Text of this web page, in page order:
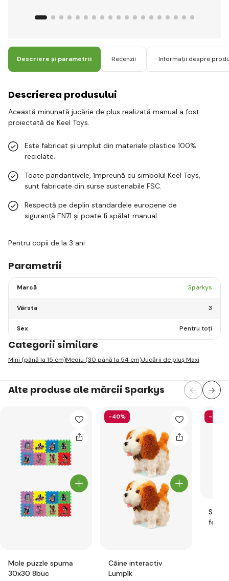
Descriere și parametrii Recenzii Informații despre
Descrierea produsului
Această minunată jucărie de plus realizată manual a fost
proiectată de Keel Toys.
Este fabricat și umplut din materiale plastice 100%
reciclate.
Toate pandantivele, împreună cu simbolul Keel Toys,
sunt fabricate din surse sustenabile FSC.
Respectă pe deplin standardele europene de
siguranță EN71 și poate fi spălat manual.
Pentru copii de la 3 ani
Parametrii
Marcă Sparkys
Vârsta 3
Sex Pentru toți
Categorii similare
Mini (până la 15 cm)Mediu (30 până la 54 cm)Jucării de pluș Maxi
Alte produse ale mărcii Sparkys
Mole puzzle spuma
30x30 8buc
-40%
Câine interactiv
Lumpík
-49%
Set
feluri